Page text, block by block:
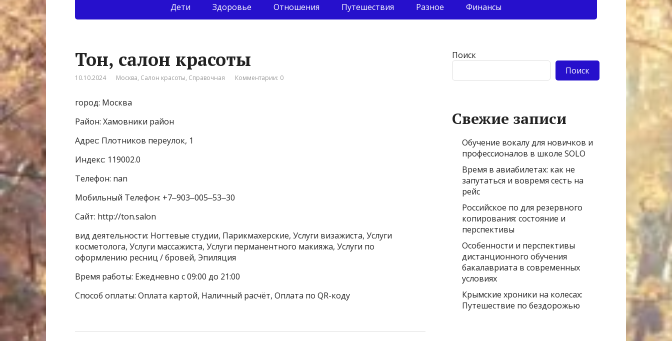
Дети Здоровье Отношения Путешествия Разное Финансы
Тон, салон красоты
10.10.2024 Москва, Салон красоты, Справочная Комментарии: 0
город: Москва
Район: Хамовники район
Адрес: Плотников переулок, 1
Индекс: 119002.0
Телефон: nan
Мобильный Телефон: +7‒903‒005‒53‒30
Сайт: http://ton.salon
вид деятельности: Ногтевые студии, Парикмахерские, Услуги визажиста, Услуги
косметолога, Услуги массажиста, Услуги перманентного макияжа, Услуги по
оформлению ресниц / бровей, Эпиляция
Время работы: Ежедневно с 09:00 до 21:00
Способ оплаты: Оплата картой, Наличный расчёт, Оплата по QR-коду
Поиск
Поиск
Свежие записи
Обучение вокалу для новичков и
профессионалов в школе SOLO
Время в авиабилетах: как не
запутаться и вовремя сесть на
рейс
Российское по для резервного
копирования: состояние и
перспективы
Особенности и перспективы
дистанционного обучения
бакалавриата в современных
условиях
Крымские хроники на колесах:
Путешествие по бездорожью